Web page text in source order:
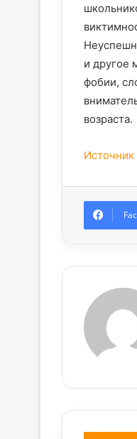
и другое
фобии,
возраста.